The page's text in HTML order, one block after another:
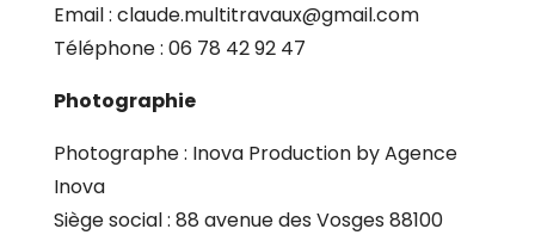
Email : claude.multitravaux@gmail.com
Téléphone : 06 78 42 92 47
Photographie
Photographe : Inova Production by Agence
Inova
Siège social : 88 avenue des Vosges 88100